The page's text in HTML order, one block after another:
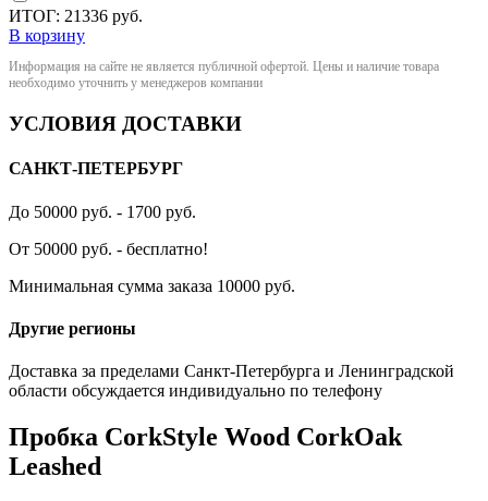
ИТОГ: 21336 руб.
В корзину
Информация на сайте не является публичной офертой. Цены и наличие товара
необходимо уточнить у менеджеров компании
УСЛОВИЯ ДОСТАВКИ
САНКТ-ПЕТЕРБУРГ
До 50000 руб. - 1700 руб.
От 50000 руб. - бесплатно!
Минимальная сумма заказа 10000 руб.
Другие регионы
Доставка за пределами Санкт-Петербурга и Ленинградской
области обсуждается индивидуально по телефону
Пробка CorkStyle Wood CorkOak
Leashed